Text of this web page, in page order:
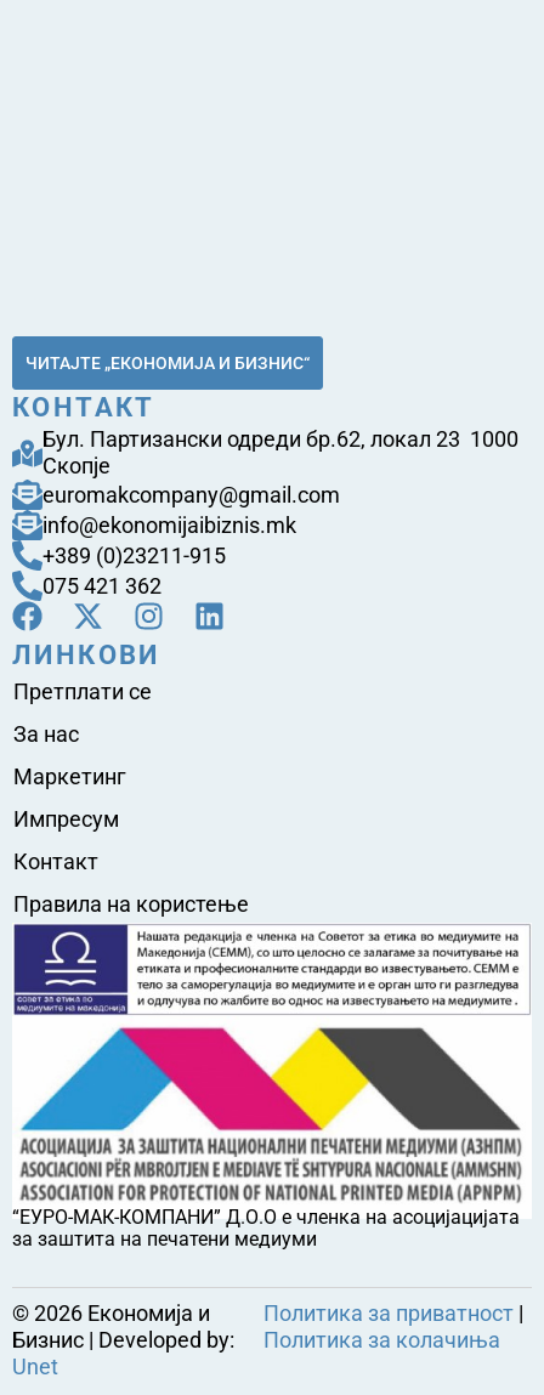
ЧИТАЈТЕ „ЕКОНОМИЈА И БИЗНИС“
КОНТАКТ
Бул. Партизански одреди бр.62, локал 23 1000
Скопје
euromakcompany@gmail.com
info@ekonomijaibiznis.mk
+389 (0)23211-915
075 421 362
ЛИНКОВИ
Претплати се
За нас
Маркетинг
Импресум
Контакт
Правила на користење
“ЕУРО-МАК-КОМПАНИ” Д.О.О е членка на асоцијацијата
за заштита на печатени медиуми
©2026 Економија и
Бизнис | Developed by:
Unet
Политика за приватност |
Политика за колачиња